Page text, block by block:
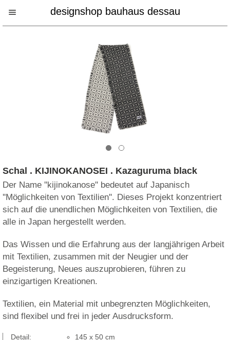
designshop bauhaus dessau
Schal . KIJINOKANOSEI . Kazaguruma black
Der Name ''kijinokanose'' bedeutet auf Japanisch
''Möglichkeiten von Textilien''. Dieses Projekt konzentriert
sich auf die unendlichen Möglichkeiten von Textilien, die
alle in Japan hergestellt werden.
Das Wissen und die Erfahrung aus der langjährigen Arbeit
mit Textilien, zusammen mit der Neugier und der
Begeisterung, Neues auszuprobieren, führen zu
einzigartigen Kreationen.
Textilien, ein Material mit unbegrenzten Möglichkeiten,
sind flexibel und frei in jeder Ausdrucksform.
Detail:
145 x 50 cm